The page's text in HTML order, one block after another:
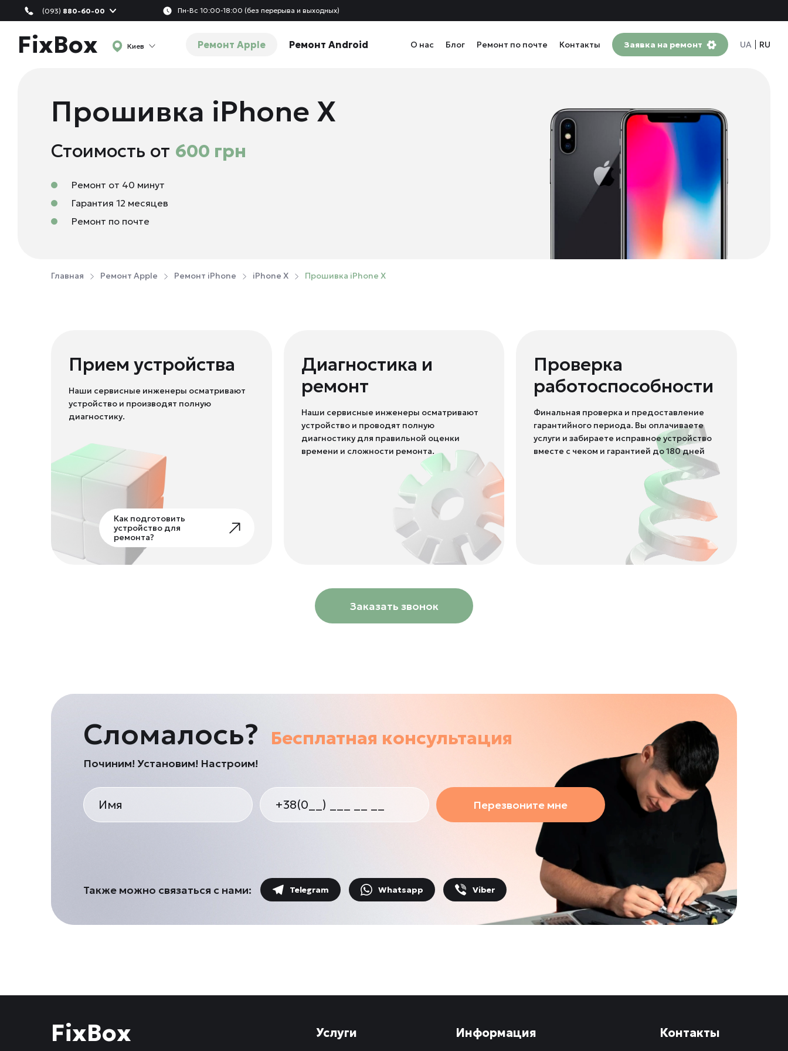
(093) 880-60-00 Пн-Вс 10:00-18:00 (без перерыва и выходных)
FixBox Киев Ремонт Apple Ремонт Android О нас Блог Ремонт по почте Контакты Заявка на ремонт UA RU
Прошивка iPhone X
Стоимость от 600 грн
Ремонт от 40 минут
Гарантия 12 месяцев
Ремонт по почте
Главная Ремонт Apple Ремонт iPhone iPhone X Прошивка iPhone X
Прием устройства
Наши сервисные инженеры осматривают
устройство и производят полную
диагностику.
Как подготовить
устройство для
ремонта?
Диагностика и
ремонт
Наши сервисные инженеры осматривают
устройство и проводят полную
диагностику для правильной оценки
времени и сложности ремонта.
Проверка
работоспособности
Финальная проверка и предоставление
гарантийного периода. Вы оплачиваете
услуги и забираете исправное устройство
вместе с чеком и гарантией до 180 дней
Заказать звонок
Сломалось? Бесплатная консультация
Починим! Установим! Настроим!
Перезвоните мне
Также можно связаться с нами: Telegram Whatsapp Viber
FixBox Услуги Информация Контакты